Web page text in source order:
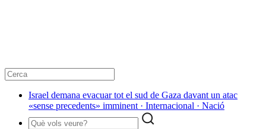
Israel demana evacuar tot el sud de Gaza davant un atac
«sense precedents» imminent · Internacional · Nació